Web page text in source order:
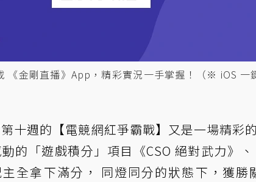
《金剛直播》App，精彩實況一手掌握！（※ iOS 一
十週的【電競網紅爭霸戰】又是一場精彩
的「遊戲積分」項目《CSO 絕對武力》
全拿下滿分， 同燈同分的狀態下，獲